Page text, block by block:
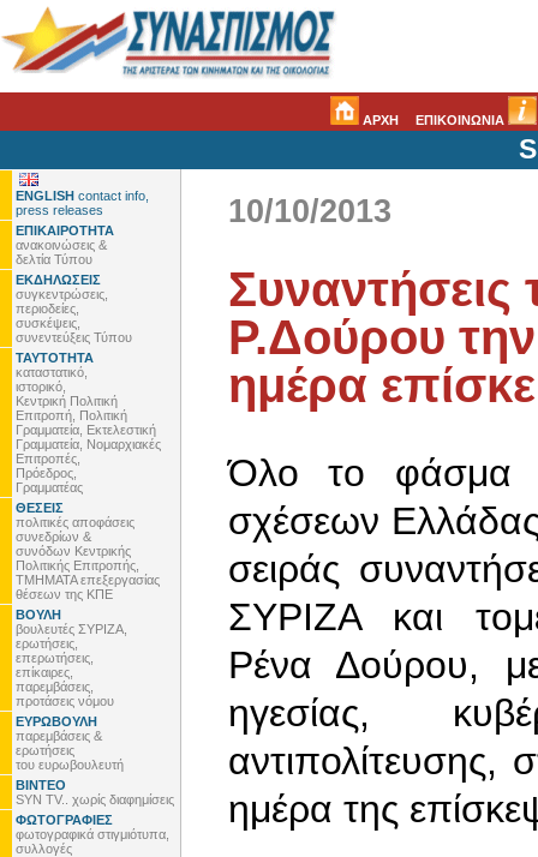
ΑΡΧΗ ΕΠΙΚΟΙΝΩΝΙΑ
ENGLISH contact info,
press releases
ΕΠΙΚΑΙΡΟΤΗΤΑ
ανακοινώσεις &
δελτία Τύπου
ΕΚΔΗΛΩΣΕΙΣ
συγκεντρώσεις,
περιοδείες,
συσκέψεις,
συνεντεύξεις Τύπου
ΤΑΥΤΟΤΗΤΑ
καταστατικό,
ιστορικό,
Κεντρική Πολιτική
Επιτροπή, Πολιτική
Γραμματεία, Εκτελεστική
Γραμματεία, Νομαρχιακές
Επιτροπές,
Πρόεδρος,
Γραμματέας
ΘΕΣΕΙΣ
πολιτικές αποφάσεις
συνεδρίων &
συνόδων Κεντρικής
Πολιτικής Επιτροπής,
ΤΜΗΜΑΤΑ επεξεργασίας
θέσεων της ΚΠΕ
ΒΟΥΛΗ
βουλευτές ΣΥΡΙΖΑ,
ερωτήσεις,
επερωτήσεις,
επίκαιρες,
παρεμβάσεις,
προτάσεις νόμου
ΕΥΡΩΒΟΥΛΗ
παρεμβάσεις &
ερωτήσεις
του ευρωβουλευτή
ΒΙΝΤΕΟ
SYN TV.. χωρίς διαφημίσεις
ΦΩΤΟΓΡΑΦΙΕΣ
φωτογραφικά στιγμιότυπα,
συλλογές
10/10/2013
Συναντήσεις
Ρ.Δούρου
ημέρα
Όλο το φάσμα
σχέσεων
σειράς
ΣΥΡΙΖΑ και
Ρένα Δούρου,
ηγεσίας,
ημέρα της